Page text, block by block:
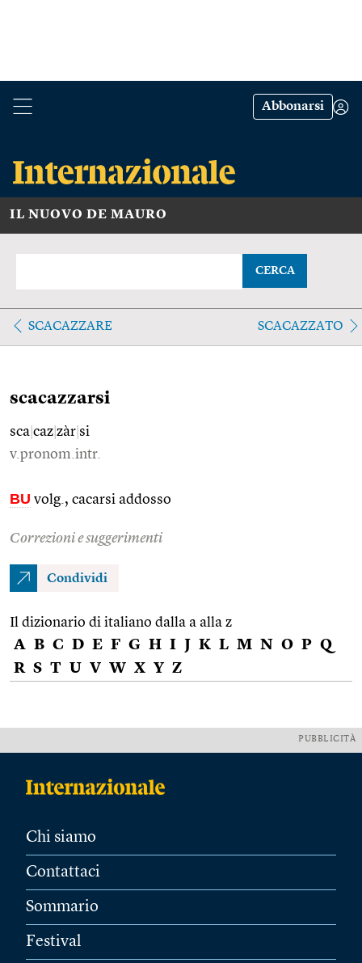
Abbonarsi
IL NUOVO DE MAURO
CERCA
SCACAZZARE SCACAZZATO
scacazzarsi
sca caz zàr si
v.pronom.intr.
BU volg., cacarsi addosso
Correzioni e suggerimenti
Condividi
Il dizionario di italiano dalla a alla z
A B C D E F G H I J K L M N O P Q
R S T U V W X Y Z
PUBBLICITÀ
Chi siamo
Contattaci
Sommario
Festival